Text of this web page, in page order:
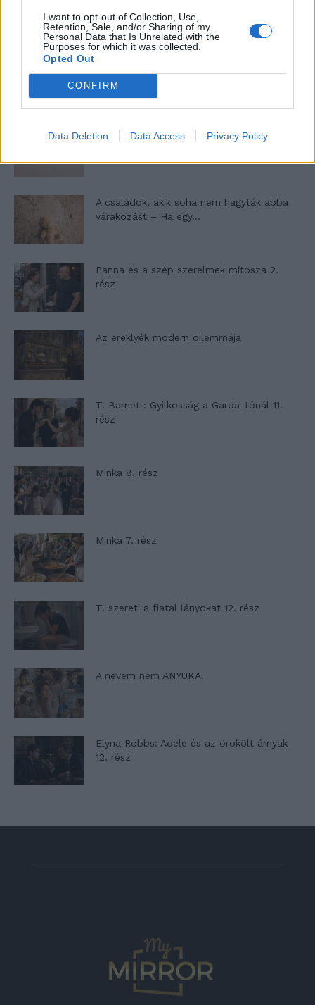
I want to opt-out of Collection, Use,
Retention, Sale, and/or Sharing of my
Personal Data that Is Unrelated with the
Purposes for which it was collected.
Opted Out
CONFIRM
Data Deletion Data Access Privacy Policy
a hétköznapokban
Egy ház, amely a tengerre és a fényre
A családok, akik soha nem hagyták abba
várakozást – Ha egy...
Panna és a szép szerelmek mítosza 2.
rész
Az ereklyék modern dilemmája
T. Barnett: Gyilkosság a Garda-tónál 11.
rész
Minka 8. rész
Minka 7. rész
T. szereti a fiatal lányokat 12. rész
A nevem nem ANYUKA!
Elyna Robbs: Adéle és az örökölt árnyak
12. rész